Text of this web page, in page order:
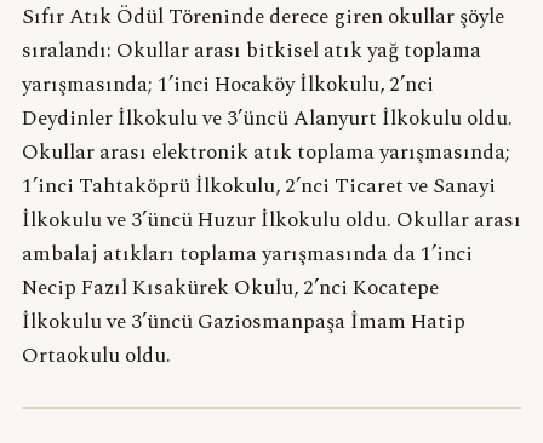
Sıfır Atık Ödül Töreninde derece giren okullar şöyle
sıralandı: Okullar arası bitkisel atık yağ toplama
yarışmasında; 1’inci Hocaköy İlkokulu, 2’nci
Deydinler İlkokulu ve 3’üncü Alanyurt İlkokulu oldu.
Okullar arası elektronik atık toplama yarışmasında;
1’inci Tahtaköprü İlkokulu, 2’nci Ticaret ve Sanayi
İlkokulu ve 3’üncü Huzur İlkokulu oldu. Okullar arası
ambalaj atıkları toplama yarışmasında da 1’inci
Necip Fazıl Kısakürek Okulu, 2’nci Kocatepe
İlkokulu ve 3’üncü Gaziosmanpaşa İmam Hatip
Ortaokulu oldu.